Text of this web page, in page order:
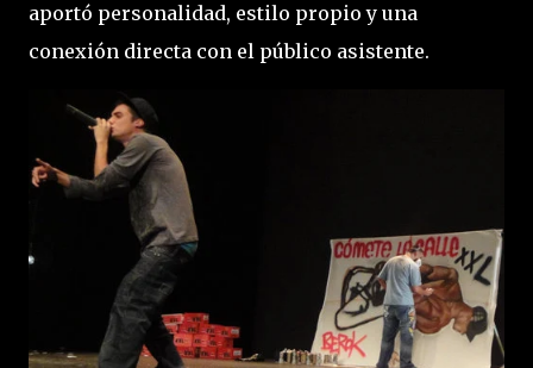
aportó personalidad, estilo propio y una
conexión directa con el público asistente.